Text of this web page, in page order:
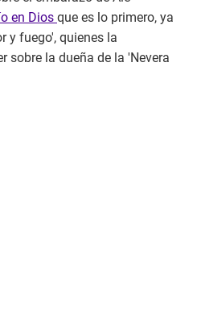
en Dios que es lo primero, ya
y fuego', quienes la
sobre la dueña de la 'Nevera